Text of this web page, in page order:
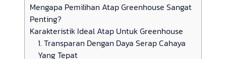
Mengapa Pemilihan Atap Greenhouse Sangat
Penting?
Karakteristik Ideal Atap Untuk Greenhouse
1. Transparan Dengan Daya Serap Cahaya
Yang Tepat